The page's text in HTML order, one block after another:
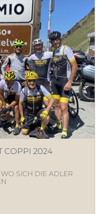
COPPI 2024
SICH DIE ADLER